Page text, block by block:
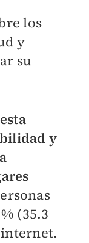
los
y
su
y
(35.3